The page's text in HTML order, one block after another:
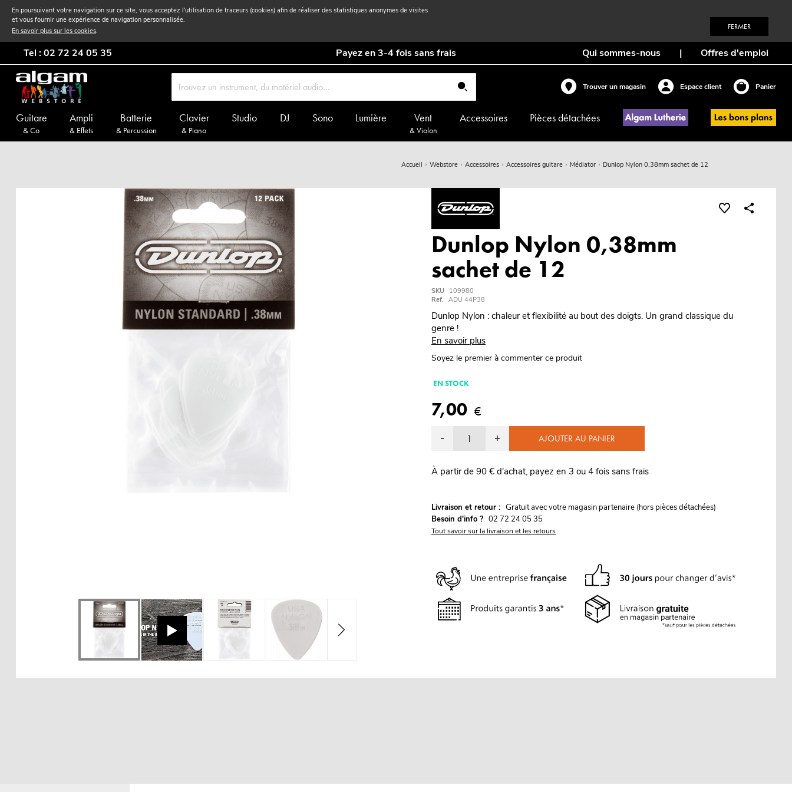
En poursuivant votre navigation sur ce site, vous acceptez l'utilisation de traceurs (cookies) afin de réaliser des statistiques anonymes de visites
et vous fournir une expérience de navigation personnalisée.
En savoir plus sur les cookies. FERMER
Tel : 02 72 24 05 35 Payez en 3-4 fois sans frais Qui sommes-nous | Offres d'emploi
Trouver un magasin Espace client Panier
Guitare
& Co
Ampli
& Effets
Batterie
& Percussion
Clavier
& Piano
Studio DJ Sono Lumière Vent
& Violon
Accessoires Pièces détachées
Accueil Webstore Accessoires Accessoires guitare Médiator Dunlop Nylon 0,38mm sachet de 12
Dunlop Nylon 0,38mm
sachet de 12
SKU 109980
Ref. ADU 44P38
Dunlop Nylon : chaleur et flexibilité au bout des doigts. Un grand classique du
genre !
En savoir plus
Soyez le premier à commenter ce produit
EN STOCK
7,00 €
- + AJOUTER AU PANIER
À partir de 90 € d'achat, payez en 3 ou 4 fois sans frais
Livraison et retour : Gratuit avec votre magasin partenaire (hors pièces détachées)
Besoin d'info ? 02 72 24 05 35
Tout savoir sur la livraison et les retours